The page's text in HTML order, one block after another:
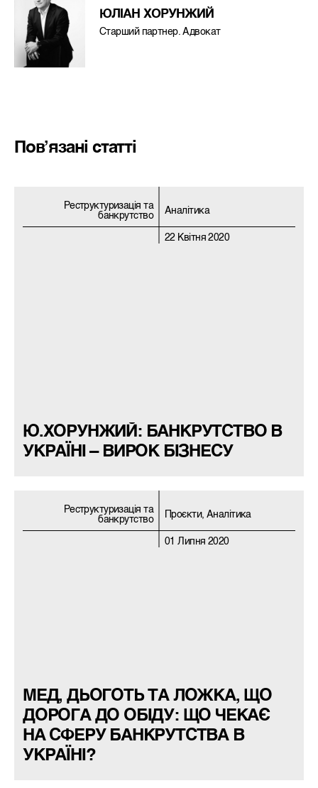
ЮЛІАН ХОРУНЖИЙ
Старший партнер. Адвокат
Пов’язані статті
Реструктуризацiя та
банкрутство
Аналітика
22 Квітня 2020
Ю.ХОРУНЖИЙ: БАНКРУТСТВО В
УКРАЇНІ – ВИРОК БІЗНЕСУ
Реструктуризацiя та
банкрутство
Проєкти, Аналітика
01 Липня 2020
МЕД, ДЬОГОТЬ ТА ЛОЖКА, ЩО
ДОРОГА ДО ОБІДУ: ЩО ЧЕКАЄ
НА СФЕРУ БАНКРУТСТВА В
УКРАЇНІ?